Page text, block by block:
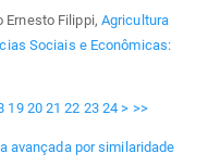
Ernesto Filippi, Agricultura
Sociais e Econômicas:
19 20 21 22 23 24 > >>
avançada por similaridade